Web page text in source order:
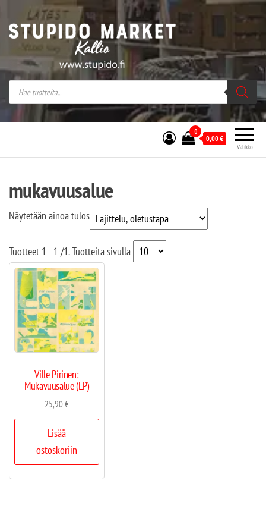
Stupido Market – verkossa ja kivijalassa
Stupido Market on vaihtoehtomusaan
erikoistunut verkko- sekä
kivijalkakauppa Helsingissä Kallion
sydämessä.
Valikko
0
0,00€
mukavuusalue
Näytetään ainoa tulos
Tuotteet 1 - 1 /1. Tuotteita sivulla
Ville Pirinen:
Mukavuusalue (LP)
25,90€
Lisää
ostoskoriin